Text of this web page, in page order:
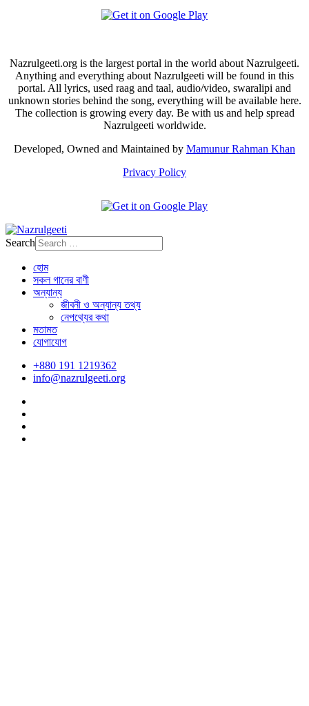
Nazrulgeeti.org is the largest portal in the world about Nazrulgeeti.
Anything and everything about Nazrulgeeti will be found in this
portal. All lyrics, used raag and taal, audio/video, swaralipi and
unknown stories behind the song, everything will be available here.
The collection is growing every day. Be with us and help spread
Nazrulgeeti worldwide.
Developed, Owned and Maintained by Mamunur Rahman Khan
Privacy Policy
Search
হোম
সকল গানের বাণী
অন্যান্য
জীবনী ও অন্যান্য তথ্য
নেপথ্যের কথা
মতামত
যোগাযোগ
+880 191 1219362
info@nazrulgeeti.org